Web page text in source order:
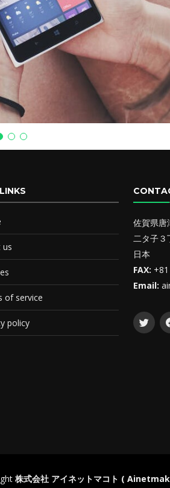
us
of service
policy
佐賀県唐
二タ子３
日本
FAX:
Email:
株式会社 アイネットマコト (